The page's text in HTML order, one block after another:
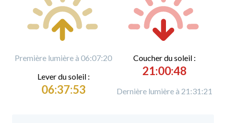
Première lumière à 06:07:20
Lever du soleil :
06:37:53
Coucher du soleil :
21:00:48
Dernière lumière à 21:31:21